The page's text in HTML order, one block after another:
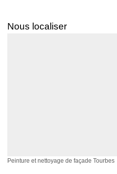
Nous localiser
Peinture et nettoyage de façade Tourbes